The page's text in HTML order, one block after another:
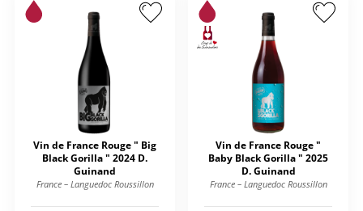
Vin de France Rouge " Big
Black Gorilla " 2024 D.
Guinand
France – Languedoc Roussillon
Vin de France Rouge "
Baby Black Gorilla " 2025
D. Guinand
France – Languedoc Roussillon